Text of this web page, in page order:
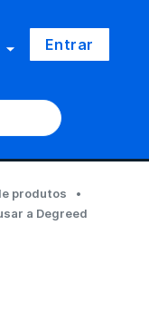
Entrar
produtos
a Degreed